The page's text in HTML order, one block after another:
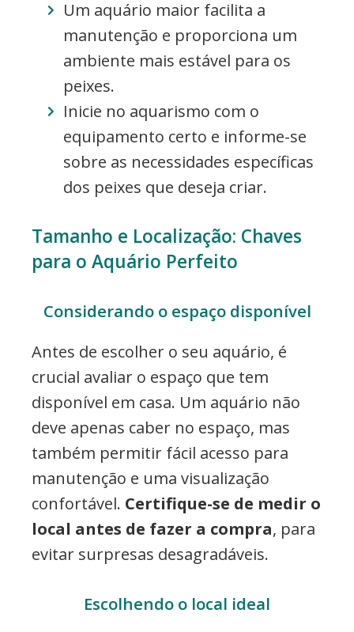
Um aquário maior facilita a
manutenção e proporciona um
ambiente mais estável para os
peixes.
Inicie no aquarismo com o
equipamento certo e informe-se
sobre as necessidades específicas
dos peixes que deseja criar.
Tamanho e Localização: Chaves
para o Aquário Perfeito
Considerando o espaço disponível
Antes de escolher o seu aquário, é
crucial avaliar o espaço que tem
disponível em casa. Um aquário não
deve apenas caber no espaço, mas
também permitir fácil acesso para
manutenção e uma visualização
confortável. Certifique-se de medir o
local antes de fazer a compra, para
evitar surpresas desagradáveis.
Escolhendo o local ideal